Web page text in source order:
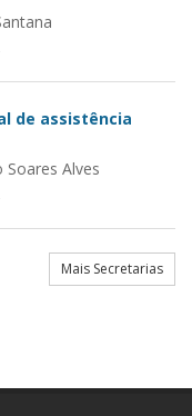
de assistência
Soares Alves
Mais Secretarias